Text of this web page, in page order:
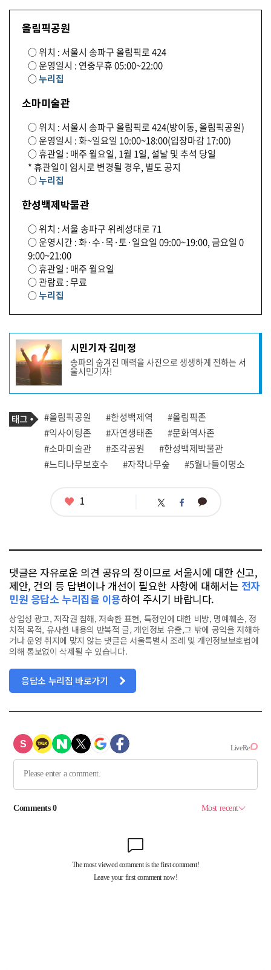
올림픽공원
○ 위치 : 서울시 송파구 올림픽로 424
○ 운영일시 : 연중무휴 05:00~22:00
○누리집
소마미술관
○ 위치 : 서울시 송파구 올림픽로 424(방이동, 올림픽공원)
○ 운영일시 : 화~일요일 10:00~18:00(입장마감 17:00)
○ 휴관일 : 매주 월요일, 1월 1일, 설날 및 추석 당일
* 휴관일이 임시로 변경될 경우, 별도 공지
○누리집
한성백제박물관
○ 위치 : 서울 송파구 위례성대로 71
○ 운영시간 : 화·수·목·토·일요일 09:00~19:00, 금요일 0
9:00~21:00
○ 휴관일 : 매주 월요일
○ 관람료 : 무료
○누리집
기
사
작
성
자
프
필
시민기자 김미정
송파의 숨겨진 매력을 사진으로 생생하게 전하는 서
울시민기자!
기
사
관
련
태
그
태
그
#올림픽공원 #한성백제역
#올림픽존
#익사이팅존
#자연생태존
#문화역사존
#소마미술관
#조각공원
#한성백제박물관
#느티나무보호수
#자작나무숲 #5월나들이명소
좋1 트 페 카
댓글은 자유로운 의견 공유의 장이므로 서울시에 대한 신고,
제안, 건의 등 답변이나 개선이 필요한 사항에 대해서는 전자
민원 응답소 누리집을 이용하여 주시기 바랍니다.
상업성 광고, 저작권 침해, 저속한 표현, 특정인에 대한 비방, 명예훼손, 정
치적 목적, 유사한 내용의 반복적 글, 개인정보 유출,그 밖에 공익을 저해하
거나 운영 취지에 맞지 않는 댓글은 서울특별시 조례 및 개인정보보호법에
의해 통보없이 삭제될 수 있습니다.
응답소 누리집 바로가기